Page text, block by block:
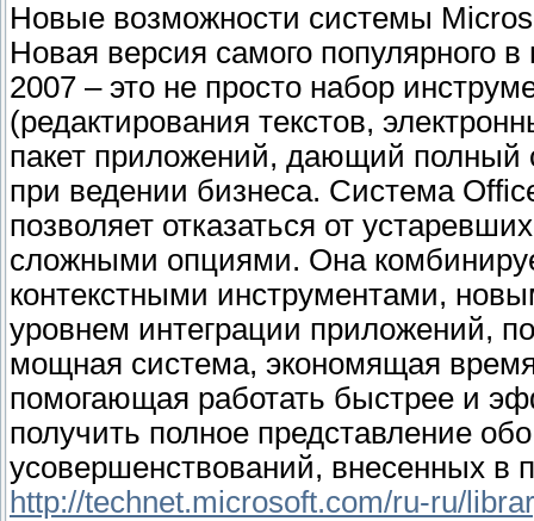
Новые возможности системы
Новая версия самого популярного
2007 – это не просто набор
(редактирования текстов,
пакет приложений, дающий полный
при ведении бизнеса. Система
позволяет отказаться от
сложными опциями. Она
контекстными инструментами,
уровнем интеграции приложений,
мощная система, экономящая
помогающая работать быстрее и
получить полное представление
усовершенствований, внесенных в
http://technet.microsoft.com/ru-ru/